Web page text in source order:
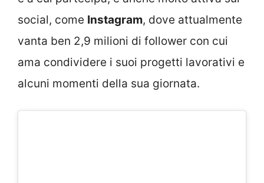
social, come Instagram, dove attualmente
vanta ben 2,9 milioni di follower con cui
ama condividere i suoi progetti lavorativi e
alcuni momenti della sua giornata.